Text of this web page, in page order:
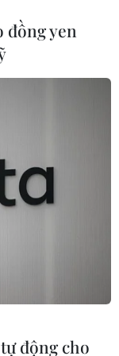
và
chục người
đồng yen
động cho